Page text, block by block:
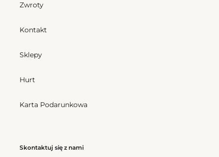
Zwroty
Kontakt
Sklepy
Hurt
Karta Podarunkowa
Skontaktuj się z nami